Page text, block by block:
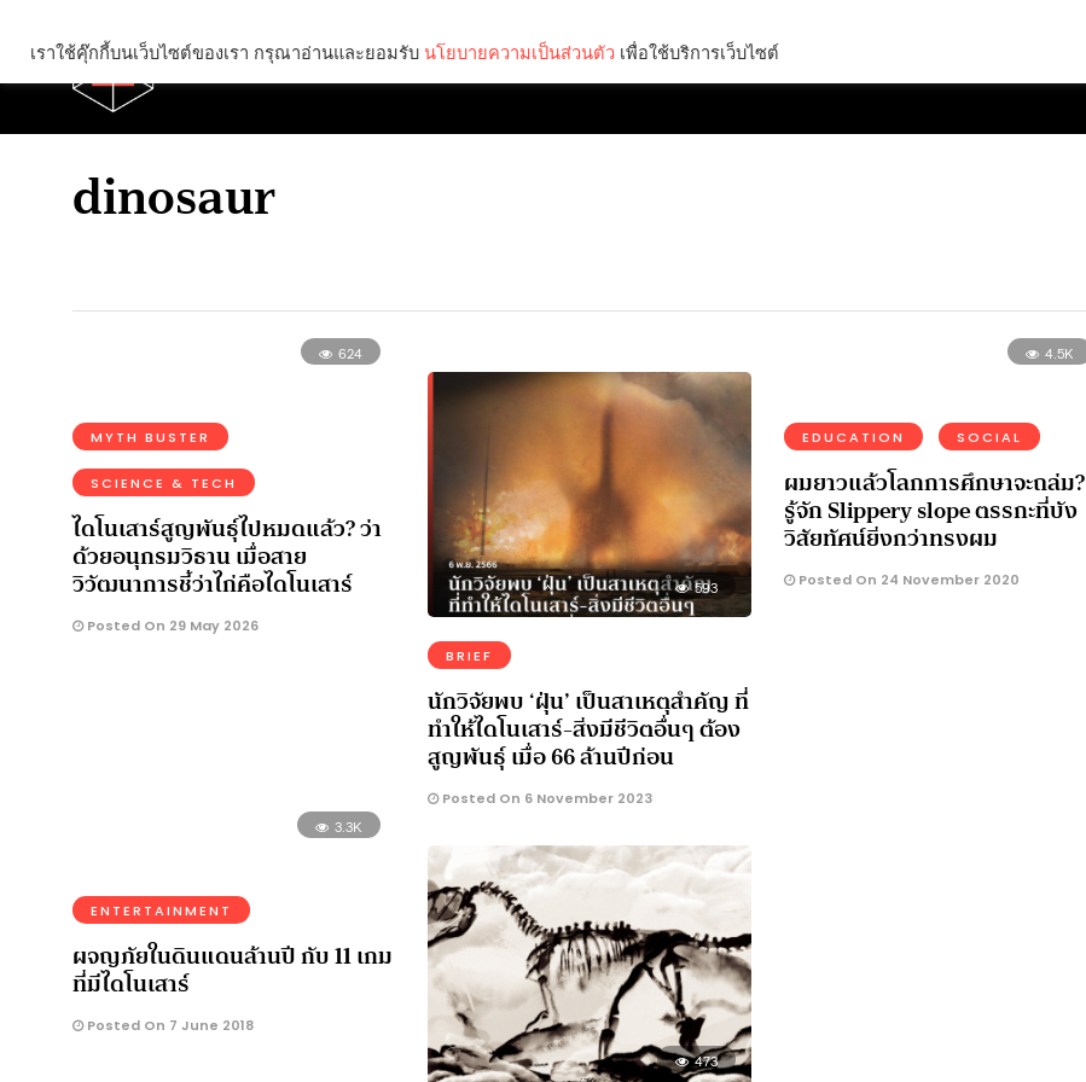
dinosaur
624
MYTH BUSTER
SCIENCE & TECH
ไดโนเสาร์สูญพันธุ์ไปหมดแล้ว? ว่า
ด้วยอนุกรมวิธาน เมื่อสาย
วิวัฒนาการชี้ว่าไก่คือไดโนเสาร์
Posted On 29 May 2026
593
BRIEF
นักวิจัยพบ ‘ฝุ่น’ เป็นสาเหตุสำคัญ ที่
ทำให้ไดโนเสาร์-สิ่งมีชีวิตอื่นๆ ต้อง
สูญพันธุ์ เมื่อ 66 ล้านปีก่อน
Posted On 6 November 2023
4.5K
EDUCATION SOCIAL
ผมยาวแล้วโลกการศึกษาจะถล่ม?
รู้จัก Slippery slope ตรรกะที่บัง
วิสัยทัศน์ยิ่งกว่าทรงผม
Posted On 24 November 2020
3.3K
ENTERTAINMENT
ผจญภัยในดินแดนล้านปี กับ 11 เกม
ที่มีไดโนเสาร์
Posted On 7 June 2018
473
เราใช้คุ๊กกี้บนเว็บไซต์ของเรา กรุณาอ่านและยอมรับ นโยบายความเป็นส่วนตัว เพื่อใช้บริการเว็บไซต์